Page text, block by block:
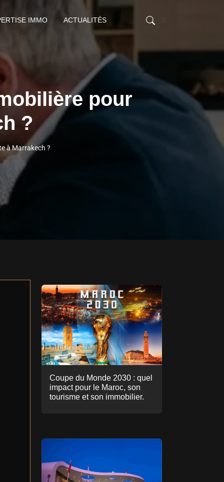
IMMO ACTUALITÉS
pour
?
à Marrakech ?
Coupe du Monde 2030 : quel
impact pour le Maroc, son
tourisme et son immobilier.